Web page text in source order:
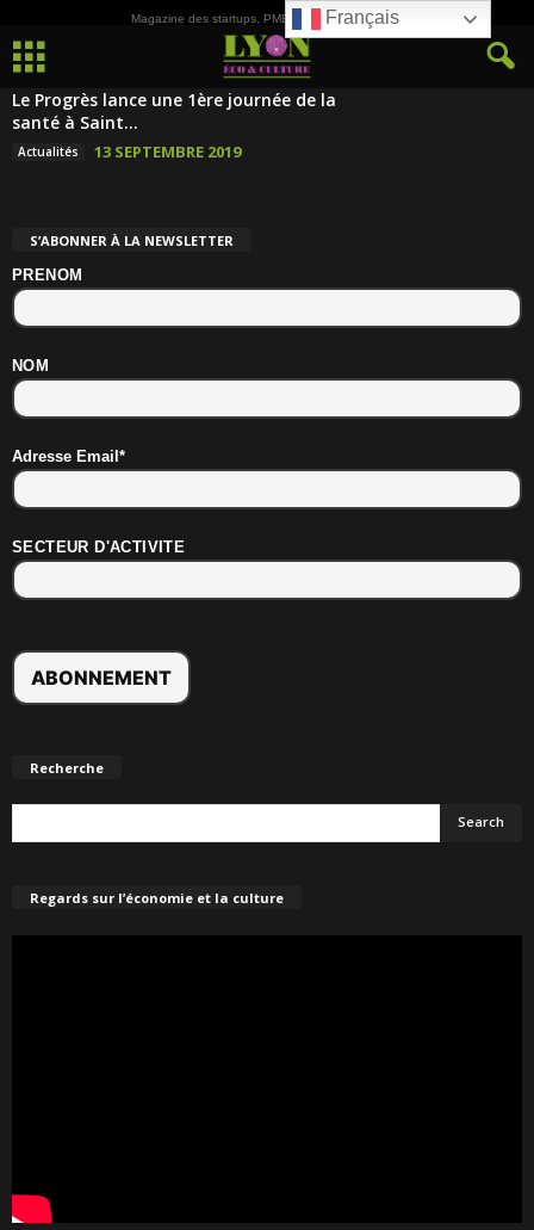
Magazine des startups, PME, ETI et de la Culture
Le Progrès lance une 1ère journée de la
santé à Saint...
Actualités 13 SEPTEMBRE 2019
S’ABONNER À LA NEWSLETTER
PRENOM
NOM
Adresse Email*
SECTEUR D'ACTIVITE
Recherche
Regards sur l’économie et la culture
Français